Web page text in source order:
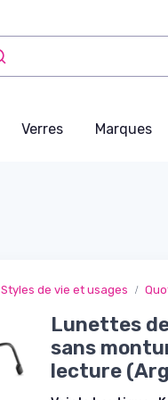
Verres Marques
Styles de vie et usages
Lunettes
sans
lecture